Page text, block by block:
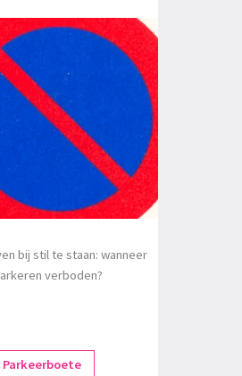
bij stil te staan: wanneer
verboden?
Parkeerboete